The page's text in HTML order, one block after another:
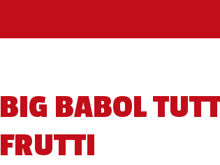
BIG BABOL
FRUTTI